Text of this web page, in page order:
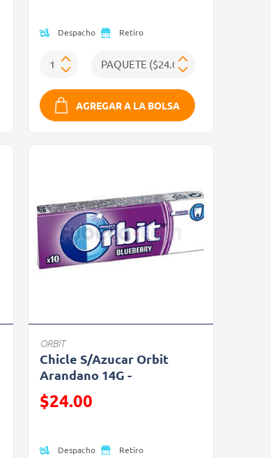
Despacho Retiro
AGREGAR A LA BOLSA
ORBIT
Chicle S/Azucar Orbit
Arandano 14G -
Precio reducido de
$24.00
Despacho Retiro